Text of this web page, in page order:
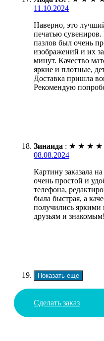
11.10.2024
Наверно, это
печатью
пазлов был очень
изображений и их
минут. Качество
яркие и плотные,
Доставка пришла
Рекомендую
Зинаида : ★ ★ ★ ★
08.08.2024
Картину заказала
очень простой и
телефона,
была быстрая, а
получились
друзьям и знакомым!
Показать еще
Сделать заказ